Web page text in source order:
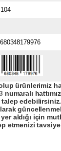
İ 104
ürünlerimiz
numaralı
talep
aldığı için
etmenizi